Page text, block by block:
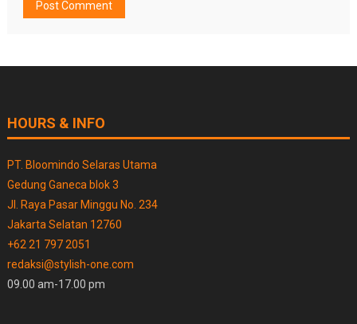
HOURS & INFO
PT. Bloomindo Selaras Utama
Gedung Ganeca blok 3
Jl. Raya Pasar Minggu No. 234
Jakarta Selatan 12760
+62 21 797 2051
redaksi@stylish-one.com
09.00 am-17.00 pm